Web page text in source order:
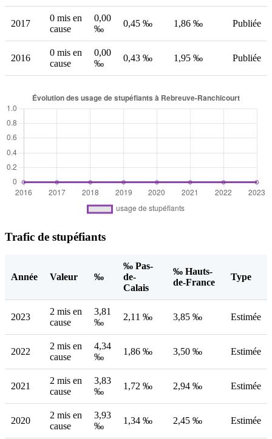
2017
0 mis en
cause
0,00
‰
0,45 ‰ 1,86 ‰ Publiée
2016
0 mis en
cause
0,00
‰
0,43 ‰ 1,95 ‰ Publiée
Trafic de stupéfiants
Année Valeur ‰
‰ Pas-
de-
Calais
‰ Hauts-
de-France
Type
2023
2 mis en
cause
3,81
‰
2,11 ‰ 3,85 ‰ Estimée
2022
2 mis en
cause
4,34
‰
1,86 ‰ 3,50 ‰ Estimée
2021
2 mis en
cause
3,83
‰
1,72 ‰ 2,94 ‰ Estimée
2020
2 mis en
cause
3,93
‰
1,34 ‰ 2,45 ‰ Estimée